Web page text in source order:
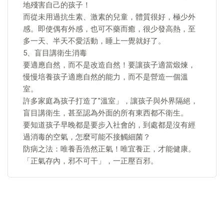
地殘害自己的孩子！
而從未用過抗生素、激素的兒童，體質很好，極少外
感。即使偶有外感，也可不藥而癒，很少發高熱，至
多一天、半天不愛活動，睡上一覺就好了。
5、盲目講衛生消毒
要適應自然，而不是改造自然！要讓孩子適當煅煉，
慢慢培養孩子適應自然的能力，而不是營造一個溫
室。
許多家庭為孩子打造了"溫室」，讓孩子與外界隔絕，
盲目講衛生，甚至認為外面的所有東西都不衛生。
要知道孩子早晚都是要步入社會的，到處都是沒有經
過消毒的空氣，怎麼可能不接觸細菌？
防病之法：唯養吾浩然正氣！唯宜養正，才能健康。
「正氣存內，邪不可干」，一正壓百邪。